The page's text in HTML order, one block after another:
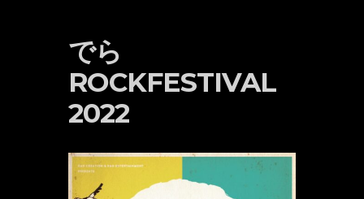
でら
ROCKFESTIVAL
2022